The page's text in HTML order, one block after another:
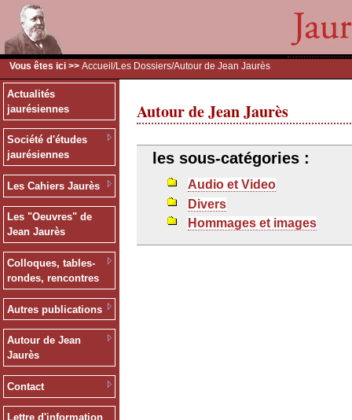
Vous êtes ici >> Accueil /Les Dossiers/Autour de Jean Jaurès
Actualités
jaurésiennes
Société d'études
jaurésiennes
Les Cahiers Jaurès
Les "Oeuvres" de
Jean Jaurès
Colloques, tables-
rondes, rencontres
Autres publications
Autour de Jean
Jaurès
Contact
Lettre d'information
Autour de Jean Jaurès
les sous-catégories :
Audio et Video
Divers
Hommages et images